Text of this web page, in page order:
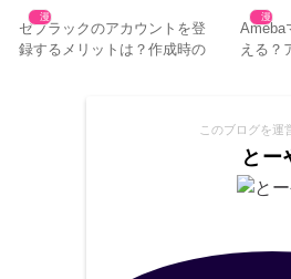
漫画
ゼブラックのアカウントを登
録するメリットは？作成時の
漫画
Ameba
える？
このブログを運
とー